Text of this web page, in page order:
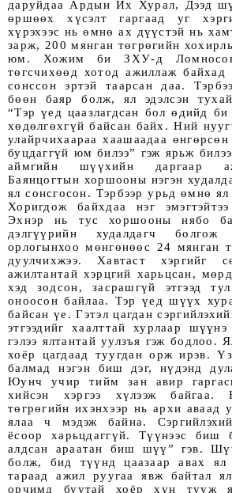
даруйдаа Ардын Их Хурал, Дээд
өршөөх хүсэлт гаргаад уг
хүрэхээс нь өмнө ах дүүстэй нь
зарж, 200 мянган төгрөгийн
юм. Хожим би ЗХУ-д
төгсчихөөд хотод ажиллаж
сонссон эртэй таарсан даа.
бөөн баяр болж, ял эдэлсэн
“Тэр үед цаазлагдсан бол өдийд
хөдөлгөхгүй байсан байх. Ний
улайрчихаараа хаашаадаа
буцдаггүй юм билээ” гэж ярьж
аймгийн шүүхийн даргаар
Баянцогтын хоршооны нэгэн
ял сонсгосон. Тэрбээр урьд өмнө ял
Хоригдож байхдаа нэг
Эхнэр нь тус хоршооны нябо
дэлгүүрийн худалдагч
орлогынхоо мөнгөнөөс 24 мянган
дуулчихжээ. Хав­­таст хэргийг
ажилтантай хэрцгий харьцсан,
хэд зодсон, засрашгүй этгээд
оноосон байлаа. Тэр үед шүүх
байсан үе. Гэтэл цагдан
этгээдийг хаалттай хурлаар
гэлээ ялтантай уулзъя гэж бодлоо.
хоёр цагдаад туугдан орж ирэв.
балмад нэгэн биш дэг, нүдэнд
Юунч учир тийм зан авир
хийсэн хэргээ хүлээж
төгрөгийн ихэнхээр нь архи аваад
ялаа ч мэдэж байна.
ёсоор харьцдаггүй. Түүн­ээс биш
алдсан араатан биш шүү” гэв.
болж, бид түүнд цаазаар авах ял
тараад ажил руугаа явж байтал
орчимд буутай хоёр хүн тууж